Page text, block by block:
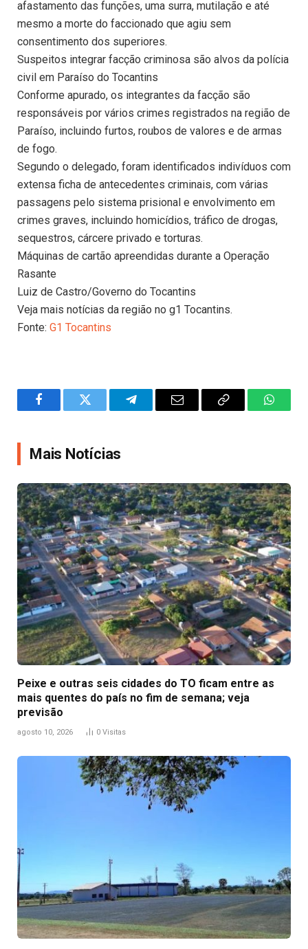
afastamento das funções, uma surra, mutilação e até
mesmo a morte do faccionado que agiu sem
consentimento dos superiores.
Suspeitos integrar facção criminosa são alvos da polícia
civil em Paraíso do Tocantins
Conforme apurado, os integrantes da facção são
responsáveis por vários crimes registrados na região de
Paraíso, incluindo furtos, roubos de valores e de armas
de fogo.
Segundo o delegado, foram identificados indivíduos com
extensa ficha de antecedentes criminais, com várias
passagens pelo sistema prisional e envolvimento em
crimes graves, incluindo homicídios, tráfico de drogas,
sequestros, cárcere privado e torturas.
Máquinas de cartão apreendidas durante a Operação
Rasante
Luiz de Castro/Governo do Tocantins
Veja mais notícias da região no g1 Tocantins.
Fonte: G1 Tocantins
FacebookTwitter TelegramEmail
Copy
Mais Notícias
Peixe e outras seis cidades do TO ficam entre as
mais quentes do país no fim de semana; veja
previsão
agosto 10, 2026 0 Visitas